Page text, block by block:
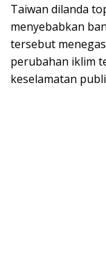
Taiwan dilanda
menyebabkan
tersebut
perubahan iklim
keselamatan